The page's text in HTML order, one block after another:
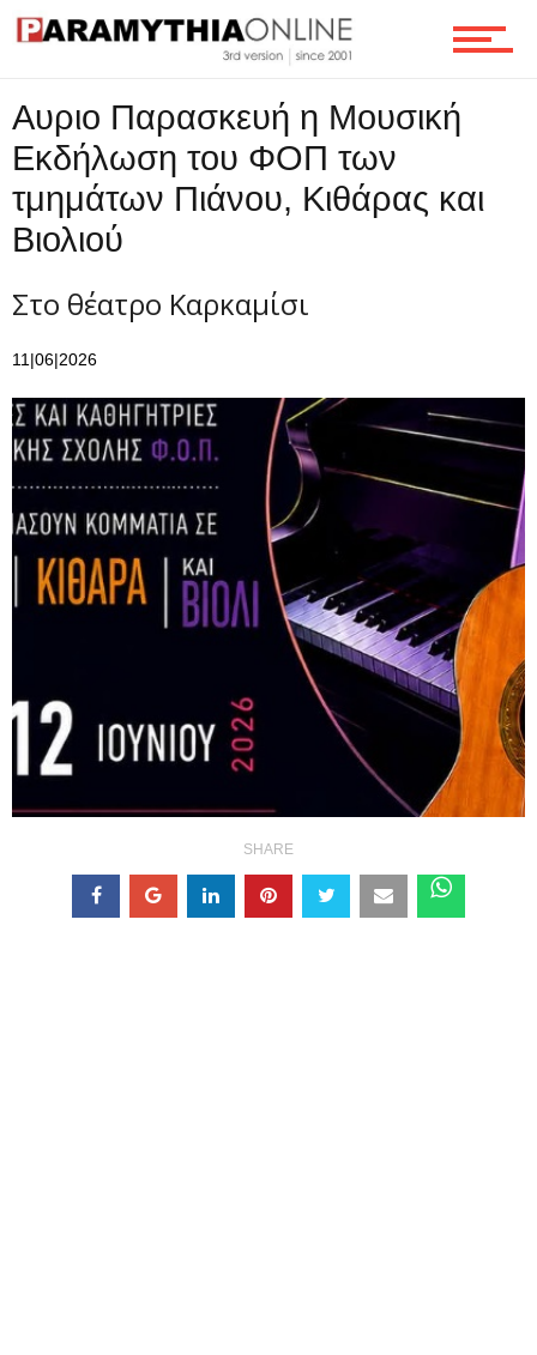
Ροή
Αυριο Παρασκευή η Μουσική
Εκδήλωση του ΦΟΠ των
τμημάτων Πιάνου, Κιθάρας και
Βιολιού
Στο θέατρο Καρκαμίσι
11|06|2026
SHARE